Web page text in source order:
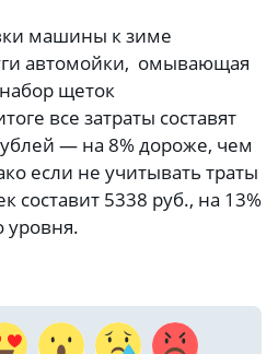
машины к зиме
автомойки, омывающая
щеток
все затраты составят
— на 8% дороже, чем
если не учитывать траты
составит 5338 руб., на 13%